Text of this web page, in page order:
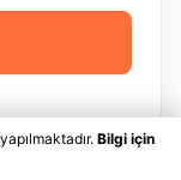
Bilgi için